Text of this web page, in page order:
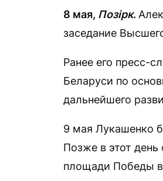
8 мая, Позірк.
заседание
Ранее его пресс-
Беларуси по
дальнейшего
9 мая Лукашенко
Позже в этот
площади Победы